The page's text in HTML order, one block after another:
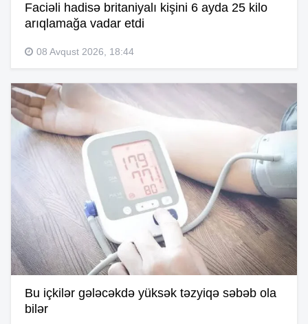
Faciəli hadisə britaniyalı kişini 6 ayda 25 kilo
arıqlamağa vadar etdi
08 Avqust 2026, 18:44
Bu içkilər gələcəkdə yüksək təzyiqə səbəb ola
bilər